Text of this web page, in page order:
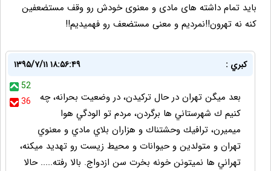
باید تمام داشته های مادی و معنوی خودش رو وقف مستضعفین
کنه نه تهرون!!نمردیم و معنی مستضعف رو فهمیدیم!!
كبري :
۱۳۹۵/۷/۱۱ ۱۸:۵۶:۴۹
52
36
بعد ميگن تهران در حال تركيدن، در وضعيت بحرانه، چه
كنيم ك شهرستاني ها برگردن، مردم تو الودگي هوا
ميميرن، ترافيك وحشتناك و هزاران بلاي مادي و معنوي
تهران و متولدين و حيوانات و محيط زيست رو تهديد ميكنه،
تهراني ها نميتونن خونه بخرت سن ازدواج. بالا رفته..... حالا